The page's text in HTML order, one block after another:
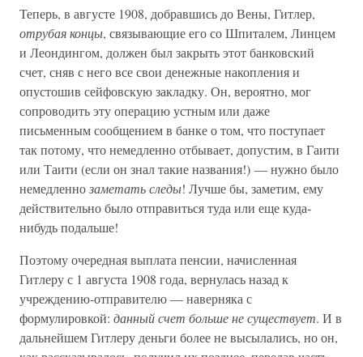
Теперь, в августе 1908, добравшись до Вены, Гитлер,
отрубая концы, связывающие его со Шпиталем, Линцем
и Леондингом, должен был закрыть этот банковский
счет, сняв с него все свои денежные накопления и
опустошив сейфовскую закладку. Он, вероятно, мог
сопроводить эту операцию устным или даже
письменным сообщением в банке о том, что поступает
так потому, что немедленно отбывает, допустим, в Гаити
или Таити (если он знал такие названия!) — нужно было
немедленнозаметать следы! Лучше бы, заметим, ему
действительно было отправиться туда или еще куда-
нибудь подальше!
Поэтому очередная выплата пенсии, начисленная
Гитлеру с 1 августа 1908 года, вернулась назад к
учреждению-отправителю — наверняка с
формулировкой: данный счет больше не существует. И в
дальнейшем Гитлеру деньги более не высылались, но он,